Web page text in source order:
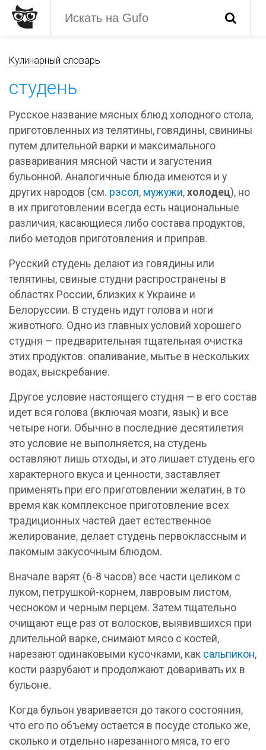
Кулинарный словарь
студень
Русское название мясных блюд холодного стола,
приготовленных из телятины, говядины, свинины
путем длительной варки и максимального
разваривания мясной части и загустения
бульонной. Аналогичные блюда имеются и у
других народов (см. рэсол, мужужи, холодец), но
в их приготовлении всегда есть национальные
различия, касающиеся либо состава продуктов,
либо методов приготовления и приправ.
Русский студень делают из говядины или
телятины, свиные студни распространены в
областях России, близких к Украине и
Белоруссии. В студень идут голова и ноги
животного. Одно из главных условий хорошего
студня — предварительная тщательная очистка
этих продуктов: опаливание, мытье в нескольких
водах, выскребание.
Другое условие настоящего студня — в его состав
идет вся голова (включая мозги, язык) и все
четыре ноги. Обычно в последние десятилетия
это условие не выполняется, на студень
оставляют лишь отходы, и это лишает студень его
характерного вкуса и ценности, заставляет
применять при его приготовлении желатин, в то
время как комплексное приготовление всех
традиционных частей дает естественное
желирование, делает студень первоклассным и
лакомым закусочным блюдом.
Вначале варят (6-8 часов) все части целиком с
луком, петрушкой-корнем, лавровым листом,
чесноком и черным перцем. Затем тщательно
очищают еще раз от волосков, выявившихся при
длительной варке, снимают мясо с костей,
нарезают одинаковыми кусочками, как сальпикон,
кости разрубают и продолжают доваривать их в
бульоне.
Когда бульон уваривается до такого состояния,
что его по объему остается в посуде столько же,
сколько и отдельно нарезанного мяса, то его